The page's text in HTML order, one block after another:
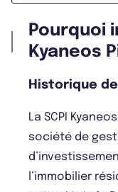
Pourquoi
Kyaneos
Historique
La SCPI
société de
l’immobilier